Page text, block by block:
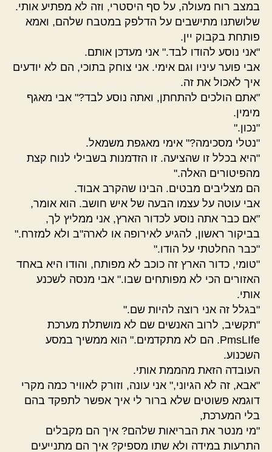
במצב רוח מעולה, על סף היסטרי, וזה לא מפתיע אותי.
שלושתנו מתישבים על הדלפק במטבח שלהם, ואמא
פותחת בקבוק יין.
"אני נוסע להודו לבד." אני מעדכן אותם.
אבי פוער עיניו וגם אימי. אני צוחק בתוכי, הם לא יודעים
איך לאכול את זה.
"אתם הולכים להתחתן, ואתה נוסע לבד?" אבי מאגף
מימין.
"נכון."
"נטלי מסכימה?" אימי מאגפת משמאל.
"היא בכלל זו שהציעה. זו הזדמנות בשבילי לנוח קצת
מהפיטורים האלה."
הם מצליבים מבטים. הבינו שהקרב אבוד.
אבי עוטה על עצמו הבעה של איש חושב. הוא אומר,
"אם כבר אתה נוסע לכדור הארץ, אני ממליץ לך,
בביקור ראשון, להגיע לאירופה או לארה"ב ולא למזרח."
"כבר החלטתי על הודו."
"טומי, כדור הארץ זה כוכב לא מפותח, והודו היא באחד
האזורים הכי לא מפותחים שבו." אבי מנסה לשכנע
אותי.
"בגלל זה אני רוצה להיות שם."
"תקשיב, לרוב האנשים שם לא מושתלת מערכת
PmsLIfe. הם לא מתקדמים." הוא ממשיך במסע
השכנוע.
העובדה הזאת מהממת אותי.
"אבא, זה לא הגיוני," אני עונה, וזורק לאוויר כמה מקרי
דוגמא פשוטים שלא ברור לי איך אפשר לתפקד בהם
בלי המערכת,
"מי מנטר את הבריאות שלהם? איך הם מקבלים
התרעות במידה ולא שתו מספיק? איך הם מתנייעים